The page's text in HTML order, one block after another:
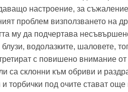
настроение, за
проблем визползването на
му да подчертава
водолазките, шаловете,
с повишено внимание
са склонни към обриви и
и торбички под очите стават